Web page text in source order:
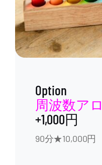
Option
周波数ア
+1,000円
90分★10,000円